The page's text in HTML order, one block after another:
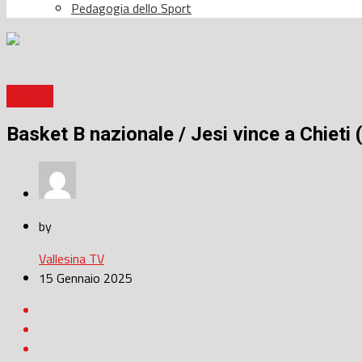
Pedagogia dello Sport
Basket B nazionale / Jesi vince a
by
Vallesina TV
15 Gennaio 2025